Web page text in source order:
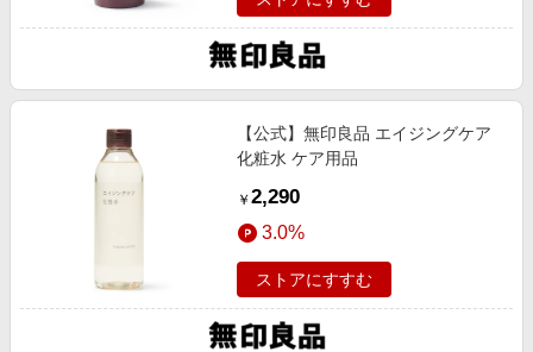
【公式】無印良品 エイジングケア
化粧水 ケア用品
￥ 2,290
3.0%
ストアにすすむ